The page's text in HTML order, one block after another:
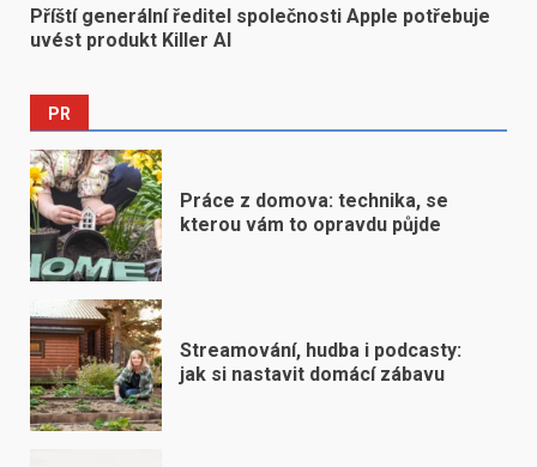
Příští generální ředitel společnosti Apple potřebuje
uvést produkt Killer AI
PR
Práce z domova: technika, se
kterou vám to opravdu půjde
Streamování, hudba i podcasty:
jak si nastavit domácí zábavu